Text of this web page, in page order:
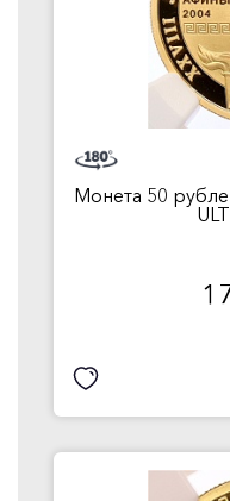
Монета 50